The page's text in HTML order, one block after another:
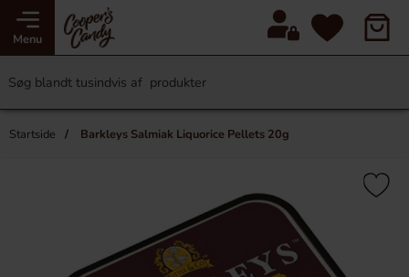
Menu
Startside Barkleys Salmiak Liquorice Pellets 20g